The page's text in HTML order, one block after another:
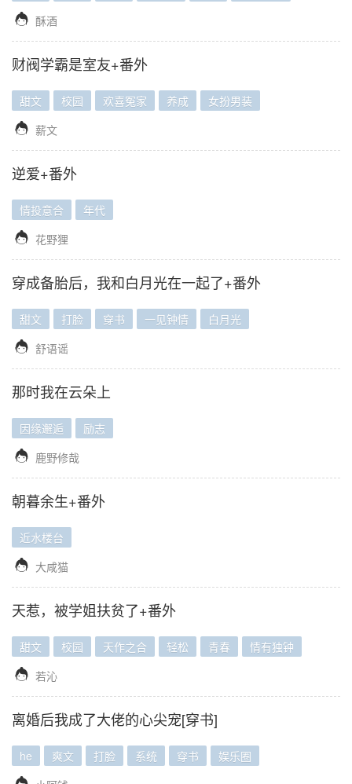
 酥酒
财阀学霸是室友+番外
甜文 校园 欢喜冤家 养成 女扮男装
 薪文
逆爱+番外
情投意合 年代
 花野狸
穿成备胎后，我和白月光在一起了+番外
甜文 打脸 穿书 一见钟情 白月光
 舒语谣
那时我在云朵上
因缘邂逅 励志
 鹿野修哉
朝暮余生+番外
近水楼台
 大咸猫
天惹，被学姐扶贫了+番外
甜文 校园 天作之合 轻松 青春 情有独钟
 若沁
离婚后我成了大佬的心尖宠[穿书]
he 爽文 打脸 系统 穿书 娱乐圈